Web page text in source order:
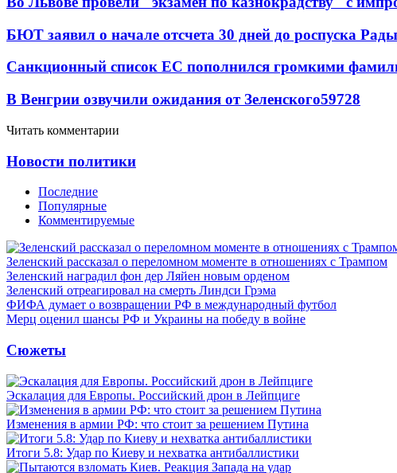
БЮТ заявил о начале отсчета 30 дней до роспуска Рады
Санкционный список ЕС пополнился громкими
В Венгрии озвучили ожидания от Зеленского59728
Читать комментарии
Новости политики
Последние
Популярные
Комментируемые
Зеленский рассказал о переломном моменте в отношениях с Трампом
Зеленский наградил фон дер Ляйен новым орденом
Зеленский отреагировал на смерть Линдси Грэма
ФИФА думает о возвращении РФ в международный футбол
Мерц оценил шансы РФ и Украины на победу в войне
Сюжеты
Эскалация для Европы. Российский дрон в Лейпциге
Изменения в армии РФ: что стоит за решением Путина
Итоги 5.8: Удар по Киеву и нехватка антибаллистики